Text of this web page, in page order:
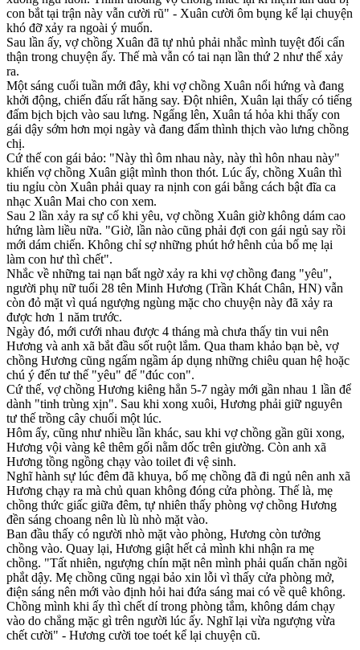
con bắt tại trận này vẫn cười rũ" - Xuân cười ôm bụng kể lại chuyện
khó đỡ xảy ra ngoài ý muốn.
Sau lần ấy, vợ chồng Xuân đã tự nhủ phải nhắc mình tuyệt đối cẩn
thận trong chu‌yện ấ‌y. Thế mà vẫn có tai nạn lần thứ 2 như thế xảy
ra.
Một sáng cuối tuần mới đây, khi vợ chồng Xuân nổi hứng và đang
khởi động, chiến đấu rất hăng say. Đột nhiên, Xuân lại thấy có tiếng
đấm bịch bịch vào sau lưng. Ngẩng lên, Xuân tá hỏa khi thấy con
gái dậy sớm hơn mọi ngày và đang đấm thình thịch vào lưng chồng
chị.
Cứ thế con gái bảo: "Này thì ôm nhau này, này thì hôn nhau này"
khiến vợ chồng Xuân giật mình thon thót. Lúc ấy, chồng Xuân thì
tiu ngỉu còn Xuân phải quay ra nịnh con gái bằng cách bật đĩa ca
nhạc Xuân Mai cho con xem.
Sau 2 lần xảy ra sự cố khi yêu, vợ chồng Xuân giờ không dám cao
hứng làm liều nữa. "Giờ, lần nào cũng phải đợi con gái ngủ say rồi
mới dám chiến. Không chỉ sợ những phút hớ hênh của bố mẹ lại
làm con hư thì chết".
Nhắc về những tai nạn bất ngờ xảy ra khi vợ chồng đang "yêu",
người phụ nữ tuổi 28 tên Minh Hương (Trần Khát Chân, HN) vẫn
còn đỏ mặt vì quá ngượng ngùng mặc cho chuyện này đã xảy ra
được hơn 1 năm trước.
Ngày đó, mới cưới nhau được 4 tháng mà chưa thấy tin vui nên
Hương và anh xã bắt đầu sốt ruột lắm. Qua tham khảo bạn bè, vợ
chồng Hương cũng ngấm ngầm áp dụng những chiêu quan hệ hoặc
chú ý đến tư thế "yêu" để "đúc con".
Cứ thế, vợ chồng Hương kiêng hẳn 5-7 ngày mới gần nhau 1 lần để
dành "tin‌ּh trù‌ּng xịn". Sau khi xong xuôi, Hương phải giữ nguyên
tư thế trồng cây chuối một lúc.
Hôm ấy, cũng như nhiều lần khác, sau khi vợ chồng gần gũi xong,
Hương vội vàng kê thêm gối nằm dốc trên giường. Còn anh xã
Hương tồng ngồng chạy vào toilet đi vệ sinh.
Nghĩ hành sự lúc đêm đã khuya, bố mẹ chồng đã đi ngủ nên anh xã
Hương chạy ra mà chủ quan không đóng cửa phòng. Thế là, mẹ
chồng thức giấc giữa đêm, tự nhiên thấy phòng vợ chồng Hương
đền sáng choang nên lù lù nhò mặt vào.
Ban đầu thấy có người nhò mặt vào phòng, Hương còn tưởng
chồng vào. Quay lại, Hương giật hết cả mình khi nhận ra mẹ
chồng. "Tất nhiên, ngượng chín mặt nên mình phải quấn chăn ngồi
phắt dậy. Mẹ chồng cũng ngại bảo xin lỗi vì thấy cửa phòng mở,
điện sáng nên mới vào định hỏi hai đứa sáng mai có về quê không.
Chồng mình khi ấy thì chết dí trong phòng tắm, không dám chạy
vào do chẳng mặc gì trên người lúc ấy. Nghĩ lại vừa ngượng vừa
chết cười" - Hương cười toe toét kể lại chuyện cũ.